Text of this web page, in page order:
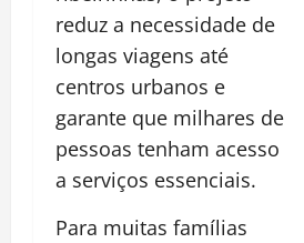
reduz a necessidade de
longas viagens até
centros urbanos e
garante que milhares de
pessoas tenham acesso
a serviços essenciais.
Para muitas famílias